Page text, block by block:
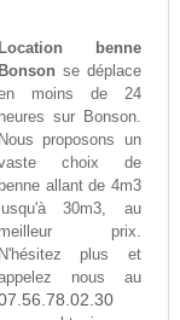
Location benne
Bonson se déplace
moins de 24
heures sur Bonson.
Nous proposons un
choix de
benne allant de 4m3
jusqu'à 30m3, au
meilleur prix.
N'hésitez plus et
nous au